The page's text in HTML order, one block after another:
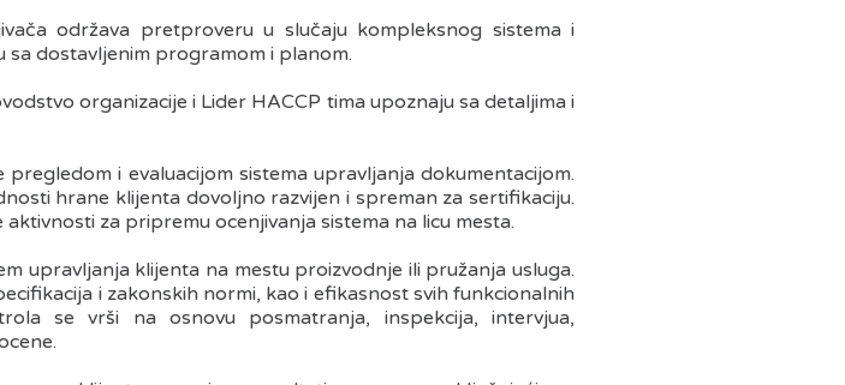
održava pretproveru u slučaju kompleksnog sistema i
dostavljenim programom i planom.
organizacije i Lider HACCP tima upoznaju sa detaljima i
i evaluacijom sistema upravljanja dokumentacijom.
hrane klijenta dovoljno razvijen i spreman za sertifikaciju.
za pripremu ocenjivanja sistema na licu mesta.
upravljanja klijenta na mestu proizvodnje ili pružanja usluga.
i zakonskih normi, kao i efikasnost svih funkcionalnih
se vrši na osnovu posmatranja, inspekcija, intervjua,